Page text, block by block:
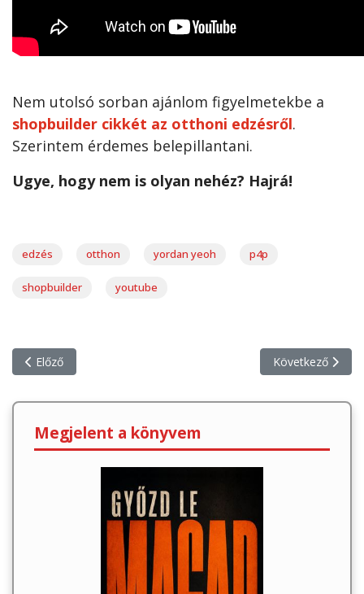
Nem utolsó sorban ajánlom figyelmetekbe a
shopbuilder cikkét az otthoni edzésről.
Szerintem érdemes belepillantani.
Ugye, hogy nem is olyan nehéz? Hajrá!
edzés otthon yordan yeoh p4p
shopbuilder youtube
Előző cikk: Eszközök, amiket az edzéshez használok
Előző Következő cikk:
Következő
Megjelent a könyvem